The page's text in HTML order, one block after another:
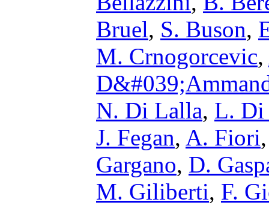
Bruel, S. Buson,
M. Crnogorcevic,
N. Di Lalla, L. Di
J. Fegan, A. Fiori
Gargano, D.
M. Giliberti, F.